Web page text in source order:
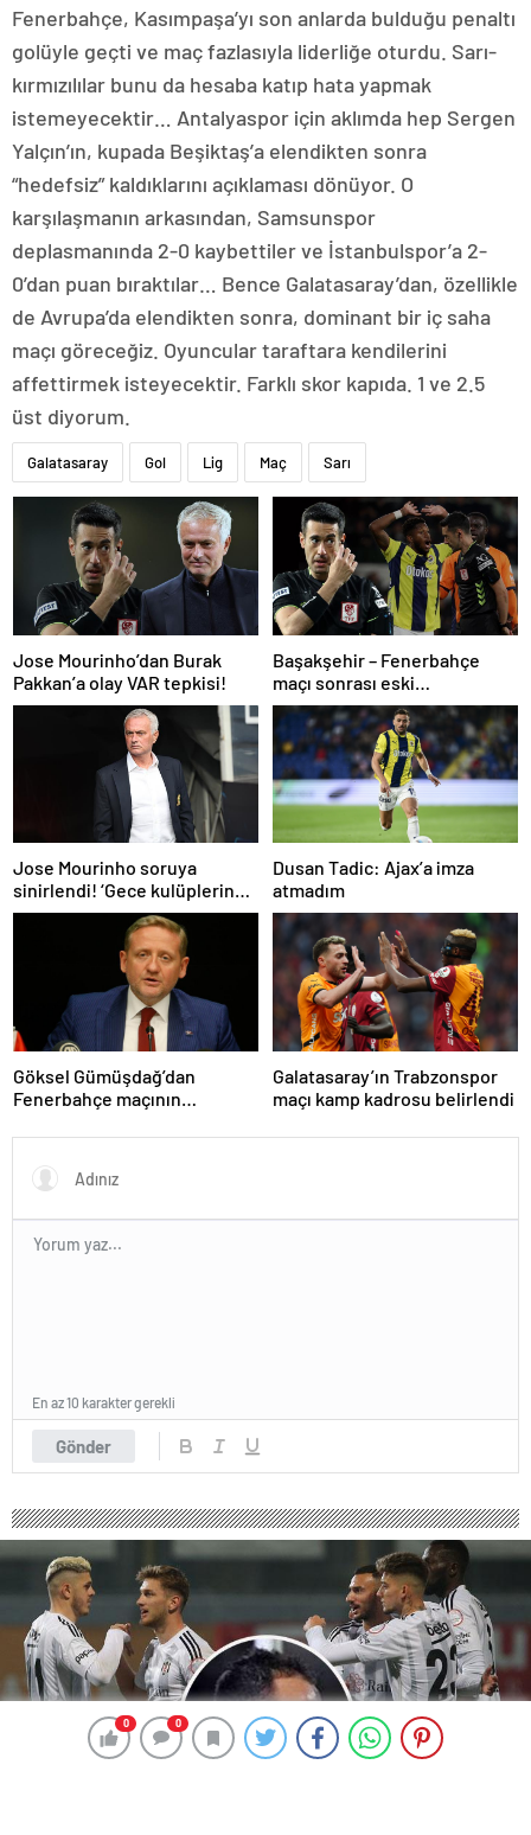
0 0
Fenerbahçe, Kasımpaşa’yı son anlarda bulduğu penaltı
golüyle geçti ve maç fazlasıyla liderliğe oturdu. Sarı-
kırmızılılar bunu da hesaba katıp hata yapmak
istemeyecektir… Antalyaspor için aklımda hep Sergen
Yalçın’ın, kupada Beşiktaş’a elendikten sonra
“hedefsiz” kaldıklarını açıklaması dönüyor. O
karşılaşmanın arkasından, Samsunspor
deplasmanında 2-0 kaybettiler ve İstanbulspor’a 2-
0’dan puan bıraktılar… Bence Galatasaray’dan, özellikle
de Avrupa’da elendikten sonra, dominant bir iç saha
maçı göreceğiz. Oyuncular taraftara kendilerini
affettirmek isteyecektir. Farklı skor kapıda. 1 ve 2.5
üst diyorum.
Galatasaray Gol Lig Maç Sarı
Jose Mourinho’dan Burak
Pakkan’a olay VAR tepkisi!
Başakşehir – Fenerbahçe
maçı sonrası eski
hakemlerden penaltı ve gol
iptali çıkışı! ‘2 kırmızı kartı
atladı’
Jose Mourinho soruya
sinirlendi! ‘Gece kulüplerine
gidip keyif alıyorum’
Dusan Tadic: Ajax’a imza
atmadım
Göksel Gümüşdağ’dan
Fenerbahçe maçının
Galatasaray’ın Trabzonspor
maçı kamp kadrosu belirlendi
Gönder
En az 10 karakter gerekli
0 0